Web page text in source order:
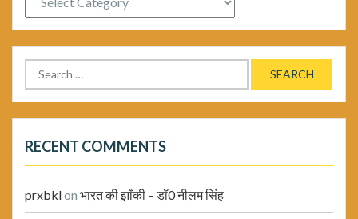
Search
for:
RECENT COMMENTS
prxbklon भारत की झाँकी – डॉ0 नीलम सिंह